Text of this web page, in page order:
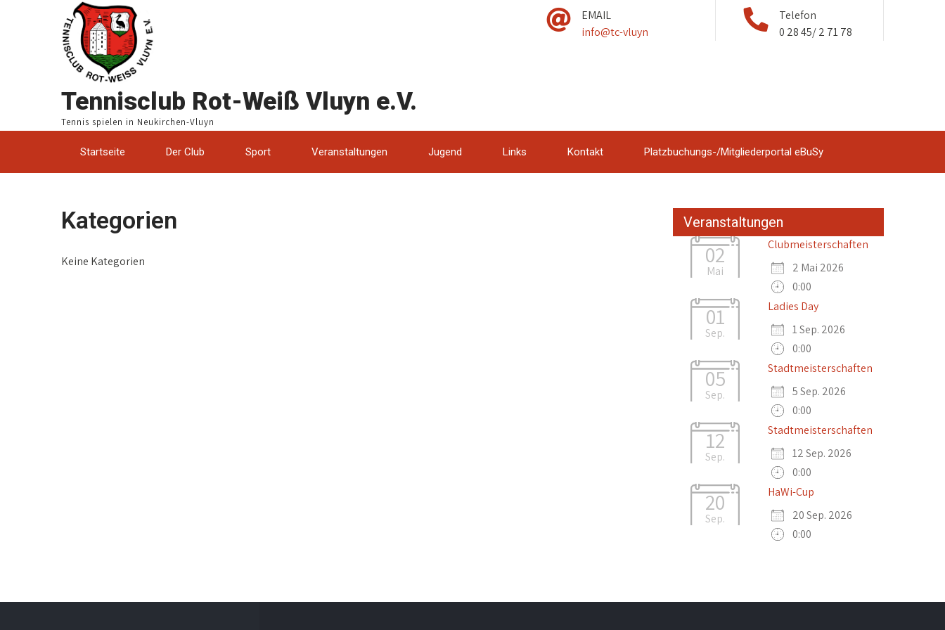
Tennisclub Rot-Weiß Vluyn e.V.
Tennis spielen in Neukirchen-Vluyn
EMAIL
info@tc-vluyn
Telefon
0 28 45/ 2 71 78
Startseite Der Club Sport Veranstaltungen Jugend Links Kontakt Platzbuchungs-/Mitgliederportal eBuSy
Kategorien
Keine Kategorien
Veranstaltungen
02
Mai
Clubmeisterschaften
2 Mai 2026
0:00
01
Sep.
Ladies Day
1 Sep. 2026
0:00
05
Sep.
Stadtmeisterschaften
5 Sep. 2026
0:00
12
Sep.
Stadtmeisterschaften
12 Sep. 2026
0:00
20
Sep.
HaWi-Cup
20 Sep. 2026
0:00